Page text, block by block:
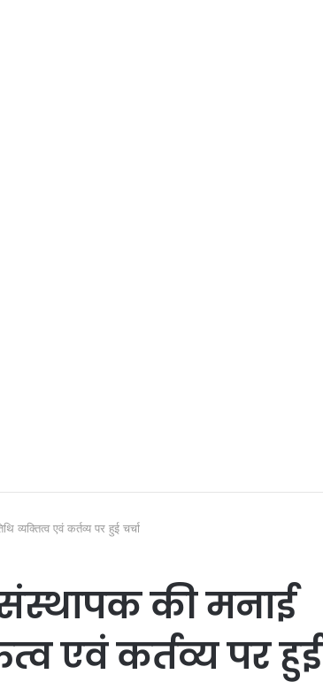
एवं कर्तव्य पर हुई चर्चा
की मनाई
एवं कर्तव्य पर हुई